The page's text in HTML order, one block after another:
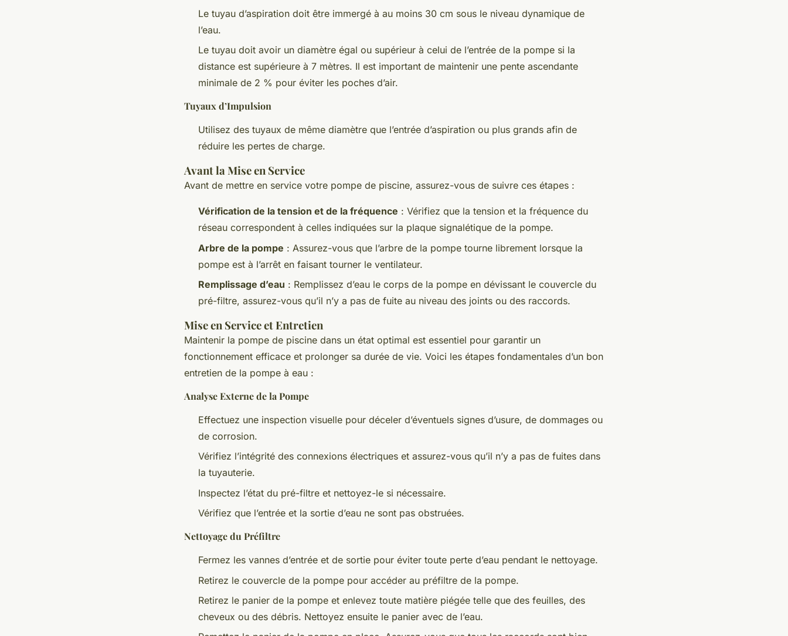
Le tuyau d’aspiration doit être immergé à au moins 30 cm sous le niveau dynamique de
l’eau.
Le tuyau doit avoir un diamètre égal ou supérieur à celui de l’entrée de la pompe si la
distance est supérieure à 7 mètres. Il est important de maintenir une pente ascendante
minimale de 2 % pour éviter les poches d’air.
Tuyaux d’Impulsion
Utilisez des tuyaux de même diamètre que l’entrée d’aspiration ou plus grands afin de
réduire les pertes de charge.
Avant la Mise en Service
Avant de mettre en service votre pompe de piscine, assurez-vous de suivre ces étapes :
Vérification de la tension et de la fréquence : Vérifiez que la tension et la fréquence du
réseau correspondent à celles indiquées sur la plaque signalétique de la pompe.
Arbre de la pompe : Assurez-vous que l’arbre de la pompe tourne librement lorsque la
pompe est à l’arrêt en faisant tourner le ventilateur.
Remplissage d’eau : Remplissez d’eau le corps de la pompe en dévissant le couvercle du
pré-filtre, assurez-vous qu’il n’y a pas de fuite au niveau des joints ou des raccords.
Mise en Service et Entretien
Maintenir la pompe de piscine dans un état optimal est essentiel pour garantir un
fonctionnement efficace et prolonger sa durée de vie. Voici les étapes fondamentales d’un bon
entretien de la pompe à eau :
Analyse Externe de la Pompe
Effectuez une inspection visuelle pour déceler d’éventuels signes d’usure, de dommages ou
de corrosion.
Vérifiez l’intégrité des connexions électriques et assurez-vous qu’il n’y a pas de fuites dans
la tuyauterie.
Inspectez l’état du pré-filtre et nettoyez-le si nécessaire.
Vérifiez que l’entrée et la sortie d’eau ne sont pas obstruées.
Nettoyage du Préfiltre
Fermez les vannes d’entrée et de sortie pour éviter toute perte d’eau pendant le nettoyage.
Retirez le couvercle de la pompe pour accéder au préfiltre de la pompe.
Retirez le panier de la pompe et enlevez toute matière piégée telle que des feuilles, des
cheveux ou des débris. Nettoyez ensuite le panier avec de l’eau.